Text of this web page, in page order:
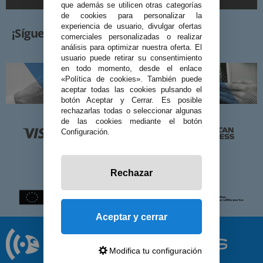
¡Síguenos!
que además se utilicen otras categorías
de cookies para personalizar la
experiencia de usuario, divulgar ofertas
comerciales personalizadas o realizar
análisis para optimizar nuestra oferta. El
usuario puede retirar su consentimiento
en todo momento, desde el enlace
«Política de cookies». También puede
aceptar todas las cookies pulsando el
botón Aceptar y Cerrar. Es posible
rechazarlas todas o seleccionar algunas
de las cookies mediante el botón
Configuración.
Rechazar
Aceptar y cerrar
Modifica tu configuración